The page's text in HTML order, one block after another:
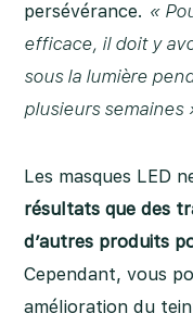
persévérance. «
efficace, il doit y
sous la lumière
plusieurs semaines
Les masques LED
résultats que des
d’autres produits
Cependant, vous
amélioration du